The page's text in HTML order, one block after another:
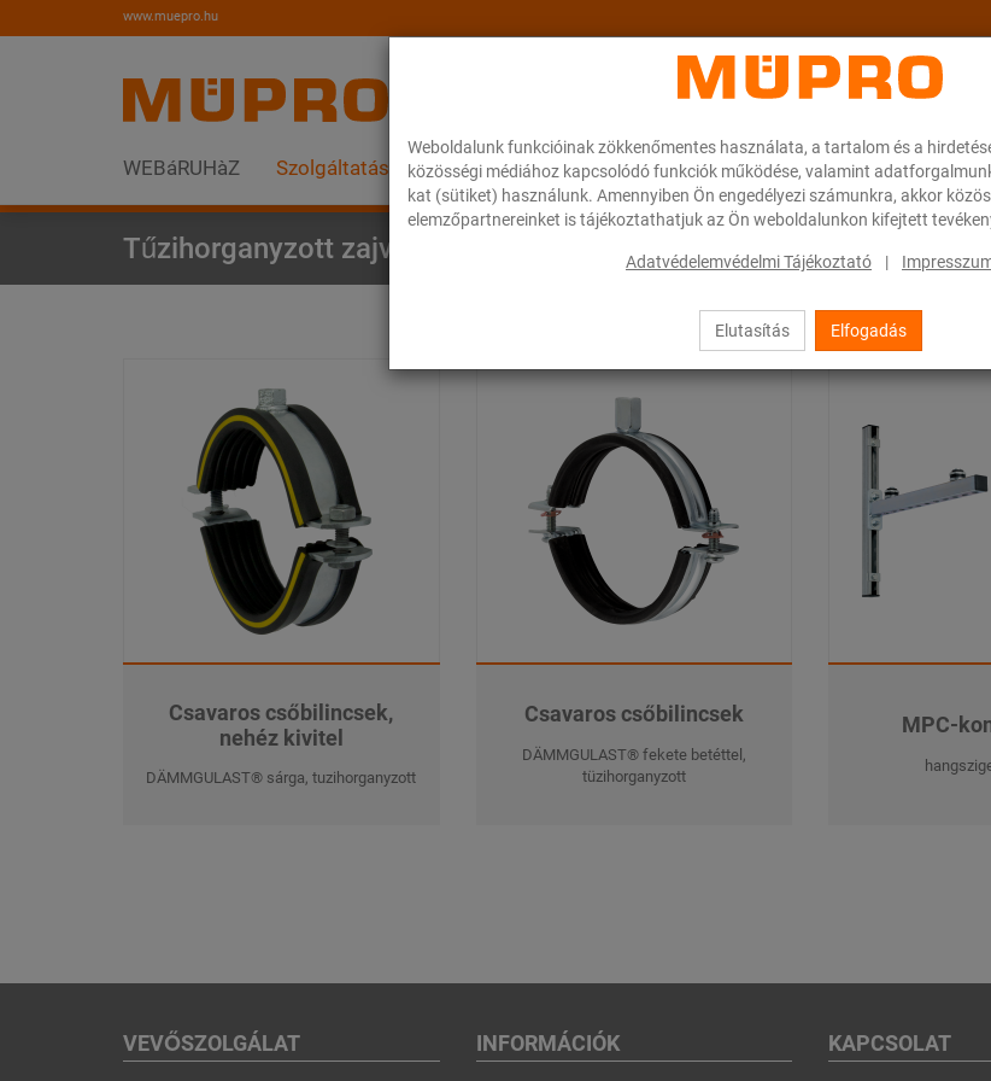
Weboldalunk funkcióinak zökkenőmentes használata, a tartalom és a
közösségi médiához kapcsolódó funkciók működése, valamint
kat (sütiket) használunk. Amennyiben Ön engedélyezi számunkra, akkor
elemzőpartnereinket is tájékoztathatjuk az Ön weboldalunkon kifejtett
Adatvédelemvédelmi Tájékoztató |
Elutasítás Elfogadás
www.muepro.hu
WEBáRUHàZ Szolgáltatások Megoldások A MÜPRO-ról Karrier Downloads
Tűzihorganyzott zajvédelmi termékek
Csavaros csőbilincsek,
nehéz kivitel
DÄMMGULAST® sárga, tuzihorganyzott
Csavaros csőbilincsek
DÄMMGULAST® fekete betéttel,
tüzihorganyzott
MPC-
VEVŐSZOLGÁLAT INFORMÁCIÓK KAPCSOLAT